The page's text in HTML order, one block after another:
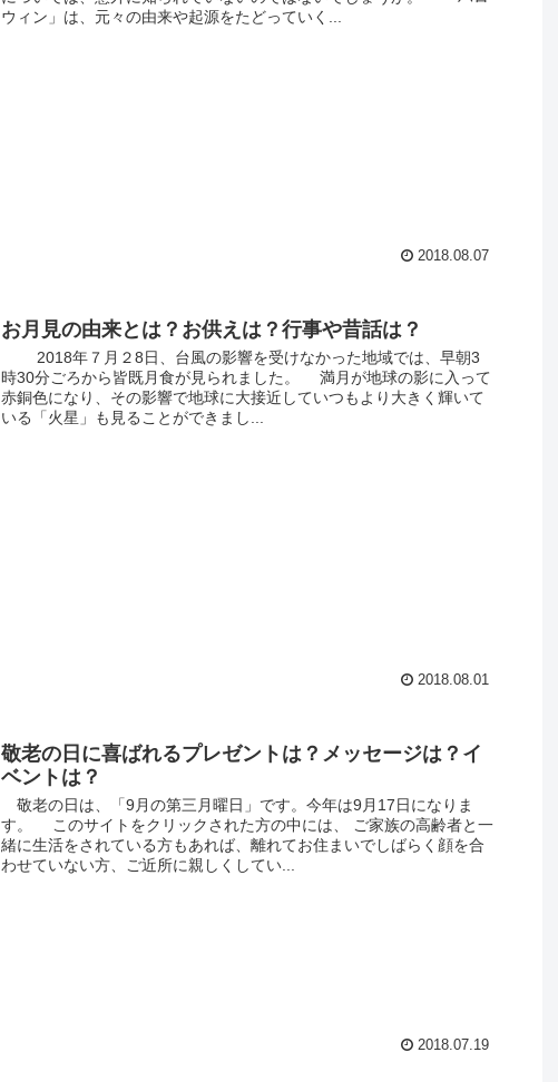
ウィン」は、元々の由来や起源をたどっていく...
2018.08.07
お月見の由来とは？お供えは？行事や昔話は？
2018年７月２8日、台風の影響を受けなかった地域では、早朝3
時30分ごろから皆既月食が見られました。 満月が地球の影に入って
赤銅色になり、その影響で地球に大接近していつもより大きく輝いて
いる「火星」も見ることができまし...
2018.08.01
敬老の日に喜ばれるプレゼントは？メッセージは？イ
ベントは？
敬老の日は、「9月の第三月曜日」です。今年は9月17日になりま
す。 このサイトをクリックされた方の中には、 ご家族の高齢者と一
緒に生活をされている方もあれば、離れてお住まいでしばらく顔を合
わせていない方、ご近所に親しくしてい...
2018.07.19